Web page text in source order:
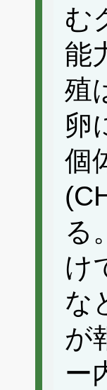
む
能
殖
卵
個
る
け
な
が
ー